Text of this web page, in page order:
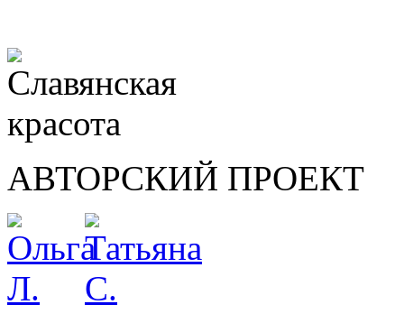
АВТОРСКИЙ ПРОЕКТ